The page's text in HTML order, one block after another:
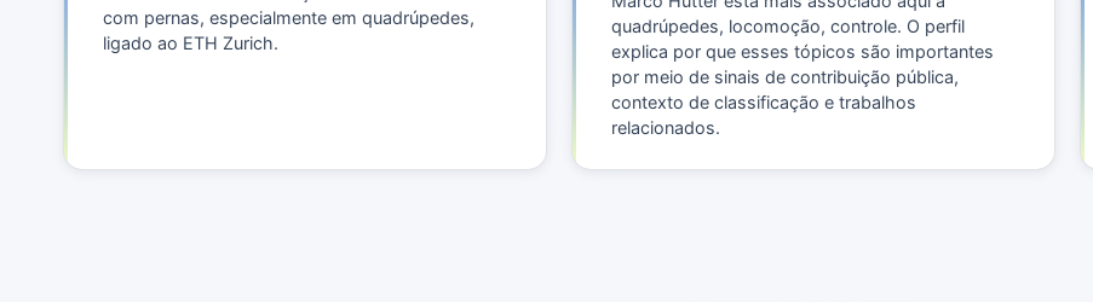
com pernas, especialmente em quadrúpedes,
ligado ao ETH Zurich.
quadrúpedes, locomoção, controle. O perfil
explica por que esses tópicos são importantes
por meio de sinais de contribuição pública,
contexto de classificação e trabalhos
relacionados.